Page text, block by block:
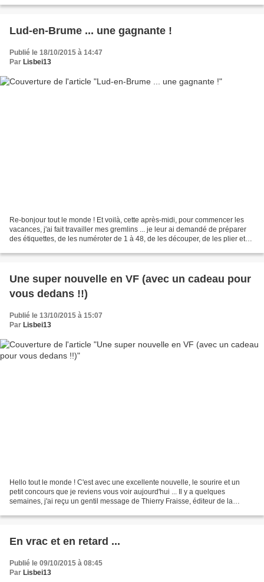
Lud-en-Brume ... une gagnante !
Publié le 18/10/2015 à 14:47
Par Lisbei13
Re-bonjour tout le monde ! Et voilà, cette après-midi, pour commencer les
vacances, j'ai fait travailler mes gremlins ... je leur ai demandé de préparer
des étiquettes, de les numéroter de 1 à 48, de les découper, de les plier et
Une super nouvelle en VF (avec un cadeau pour
vous dedans !!)
Publié le 13/10/2015 à 15:07
Par Lisbei13
Hello tout le monde ! C'est avec une excellente nouvelle, le sourire et un
petit concours que je reviens vous voir aujourd'hui ... Il y a quelques
semaines, j'ai reçu un gentil message de Thierry Fraisse, éditeur de la
En vrac et en retard ...
Publié le 09/10/2015 à 08:45
Par Lisbei13